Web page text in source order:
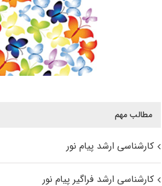
مطالب مهم
کارشناسی ارشد پیام نور
کارشناسی ارشد فراگیر پیام نور